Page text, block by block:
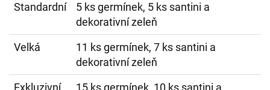
Standardní
5 ks germínek, 5 ks santini a
dekorativní zeleň
Velká
11 ks germínek, 7 ks santini a
dekorativní zeleň
Exkluzivní
15 ks germínek, 10 ks santini a